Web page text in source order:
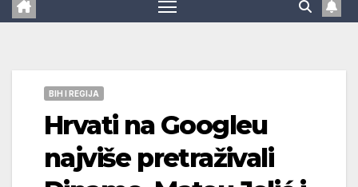
BIH I REGIJA
Hrvati na Googleu
najviše pretraživali